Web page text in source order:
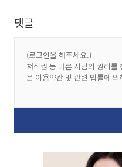
댓글